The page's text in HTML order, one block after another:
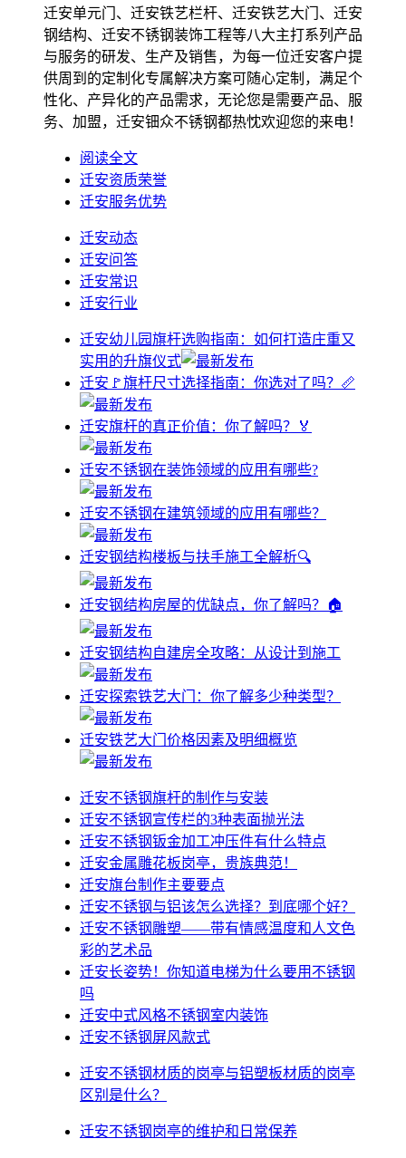
迁安单元门、迁安铁艺栏杆、迁安铁艺大门、迁安
钢结构、迁安不锈钢装饰工程等八大主打系列产品
与服务的研发、生产及销售，为每一位迁安客户提
供周到的定制化专属解决方案可随心定制，满足个
性化、产异化的产品需求，无论您是需要产品、服
务、加盟，迁安钿众不锈钢都热忱欢迎您的来电！
阅读全文
迁安资质荣誉
迁安服务优势
迁安动态
迁安问答
迁安常识
迁安行业
迁安幼儿园旗杆选购指南：如何打造庄重又
实用的升旗仪式
迁安🚩旗杆尺寸选择指南：你选对了吗？📏
迁安旗杆的真正价值：你了解吗？🏅
迁安不锈钢在装饰领域的应用有哪些?
迁安不锈钢在建筑领域的应用有哪些？
迁安钢结构楼板与扶手施工全解析🔍
迁安钢结构房屋的优缺点，你了解吗？🏠
迁安钢结构自建房全攻略：从设计到施工
迁安探索铁艺大门：你了解多少种类型？
迁安铁艺大门价格因素及明细概览
迁安不锈钢旗杆的制作与安装
迁安不锈钢宣传栏的3种表面抛光法
迁安不锈钢钣金加工冲压件有什么特点
迁安金属雕花板岗亭，贵族典范！
迁安旗台制作主要要点
迁安不锈钢与铝该怎么选择？到底哪个好？
迁安不锈钢雕塑——带有情感温度和人文色
彩的艺术品
迁安​长姿势！你知道电梯为什么要用不锈钢
吗
迁安中式风格不锈钢室内装饰
迁安不锈钢屏风款式
迁安不锈钢材质的岗亭与铝塑板材质的岗亭
区别是什么？
迁安不锈钢岗亭的维护和日常保养